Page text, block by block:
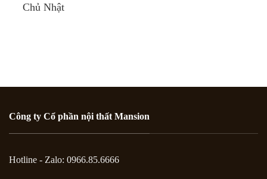
Chủ Nhật
Công ty Cổ phần nội thất Mansion
Hotline - Zalo: 0966.85.6666